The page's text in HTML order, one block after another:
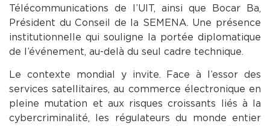
Télécommunications de l’UIT, ainsi que Bocar Ba,
Président du Conseil de la SEMENA. Une présence
institutionnelle qui souligne la portée diplomatique
de l’événement, au-delà du seul cadre technique.
Le contexte mondial y invite. Face à l’essor des
services satellitaires, au commerce électronique en
pleine mutation et aux risques croissants liés à la
cybercriminalité, les régulateurs du monde entier